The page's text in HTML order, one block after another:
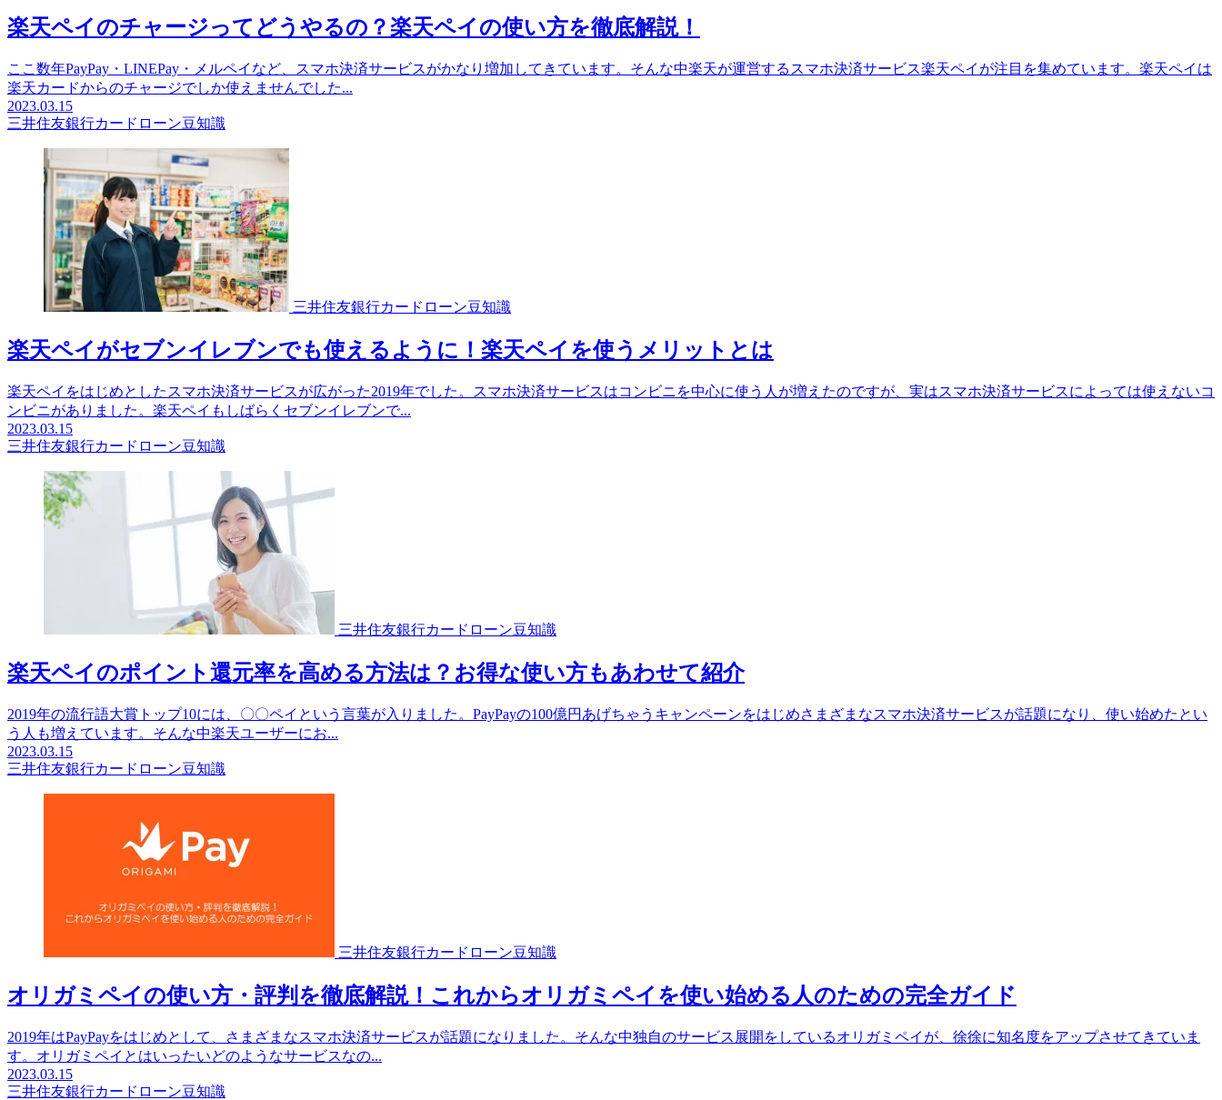
楽天ペイのチャージってどうやるの？楽天ペイの使い方を徹底解説！
ここ数年PayPay・LINEPay・メルペイなど、スマホ決済サービスがかなり増加してきています。そんな中楽天が運営するスマホ決済サービス楽天ペイが注目を集めています。楽天ペイは
楽天カードからのチャージでしか使えませんでした...
2023.03.15
三井住友銀行カードローン豆知識
三井住友銀行カードローン豆知識
楽天ペイがセブンイレブンでも使えるように！楽天ペイを使うメリットとは
楽天ペイをはじめとしたスマホ決済サービスが広がった2019年でした。スマホ決済サービスはコンビニを中心に使う人が増えたのですが、実はスマホ決済サービスによっては使えないコ
ンビニがありました。楽天ペイもしばらくセブンイレブンで...
2023.03.15
三井住友銀行カードローン豆知識
三井住友銀行カードローン豆知識
楽天ペイのポイント還元率を高める方法は？お得な使い方もあわせて紹介
2019年の流行語大賞トップ10には、〇〇ペイという言葉が入りました。PayPayの100億円あげちゃうキャンペーンをはじめさまざまなスマホ決済サービスが話題になり、使い始めたとい
う人も増えています。そんな中楽天ユーザーにお...
2023.03.15
三井住友銀行カードローン豆知識
三井住友銀行カードローン豆知識
オリガミペイの使い方・評判を徹底解説！これからオリガミペイを使い始める人のための完全ガイド
2019年はPayPayをはじめとして、さまざまなスマホ決済サービスが話題になりました。そんな中独自のサービス展開をしているオリガミペイが、徐徐に知名度をアップさせてきていま
す。オリガミペイとはいったいどのようなサービスなの...
2023.03.15
三井住友銀行カードローン豆知識